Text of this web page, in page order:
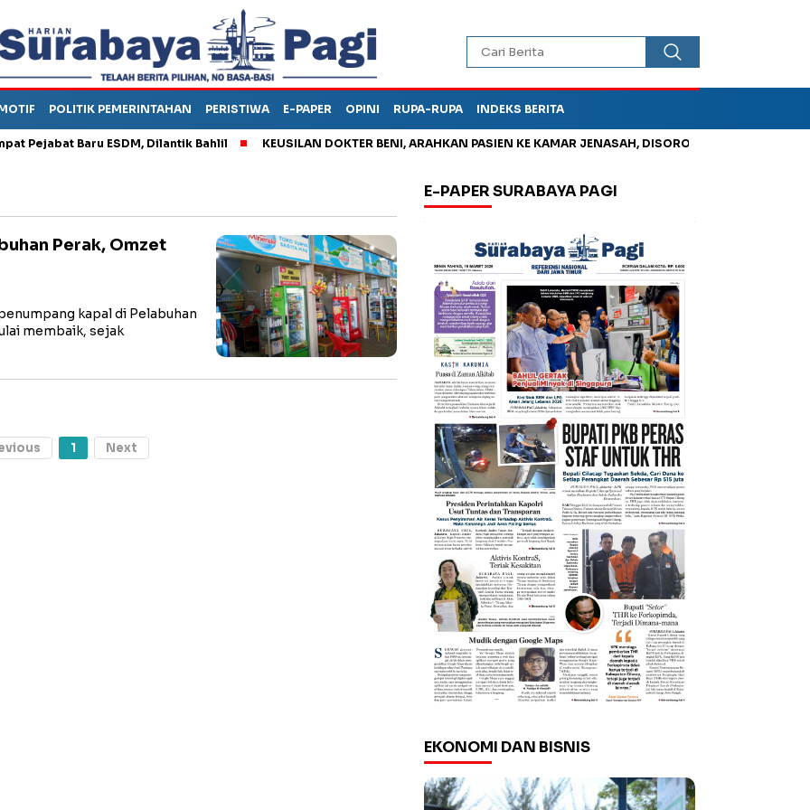
POLITIK PEMERINTAHAN PERISTIWA E-PAPER OPINI RUPA-RUPA INDEKS BERITA
Baru ESDM, Dilantik Bahlil KEUSILAN DOKTER BENI, ARAHKAN PASIEN KE KAMAR JENASAH, DISOROT
Perak, Omzet
kapal di Pelabuhan
membaik, sejak
1 Next
E-PAPER SURABAYA PAGI
EKONOMI DAN BISNIS